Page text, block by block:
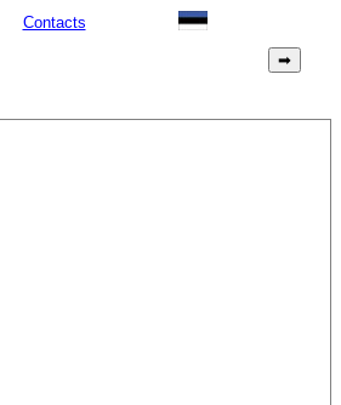
Contacts